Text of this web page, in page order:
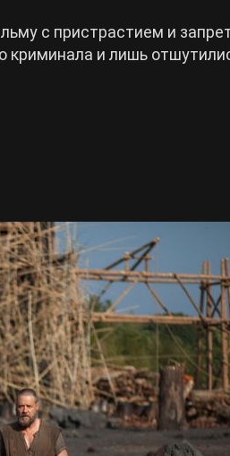
с пристрастием и
криминала и лишь